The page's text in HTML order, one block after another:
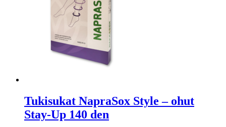
Tukisukat NapraSox Style – ohut
Stay-Up 140 den